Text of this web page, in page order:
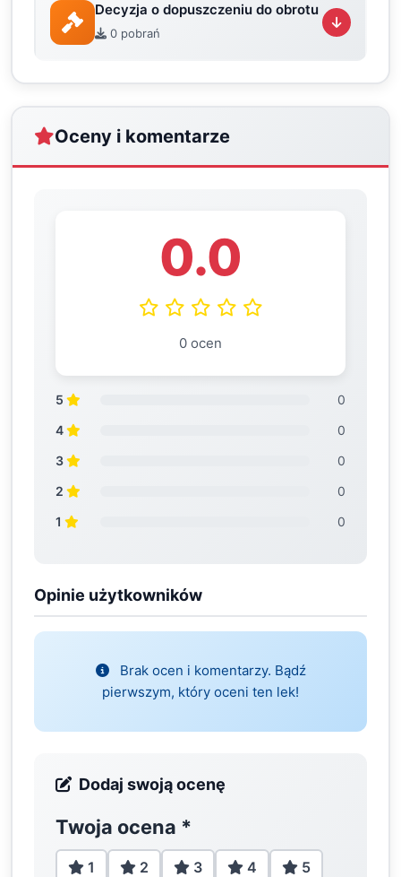
Decyzja o dopuszczeniu do obrotu
0 pobrań
Oceny i komentarze
0.0
0 ocen
5
0
4
0
3
0
2
0
1
0
Opinie użytkowników
Brak ocen i komentarzy. Bądź
pierwszym, który oceni ten lek!
Dodaj swoją ocenę
Twoja ocena *
1 2 3 4 5